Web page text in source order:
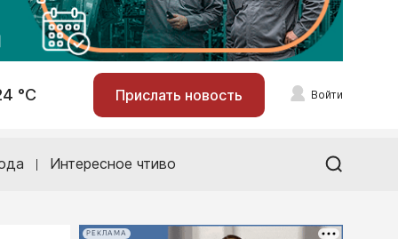
°С Прислать новость Войти
Интересное чтиво
РЕКЛАМА